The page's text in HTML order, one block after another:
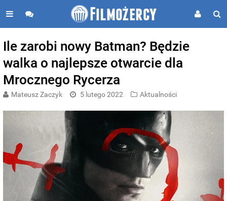
Ile zarobi nowy Batman? Będzie
walka o najlepsze otwarcie dla
Mrocznego Rycerza
Mateusz Zaczyk 5 lutego 2022 Aktualności